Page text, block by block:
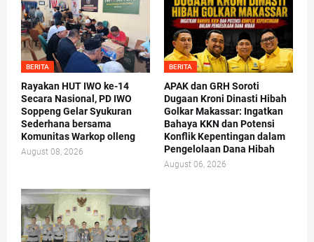
BERITA
Rayakan HUT IWO ke-14
Secara Nasional, PD IWO
Soppeng Gelar Syukuran
Sederhana bersama
Komunitas Warkop olleng
August 08, 2026
BERITA
APAK dan GRH Soroti
Dugaan Kroni Dinasti Hibah
Golkar Makassar: Ingatkan
Bahaya KKN dan Potensi
Konflik Kepentingan dalam
Pengelolaan Dana Hibah
August 06, 2026